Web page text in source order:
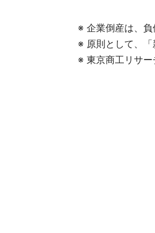
※ 企業倒産は、負
※ 原則として、
※ 東京商工リサー